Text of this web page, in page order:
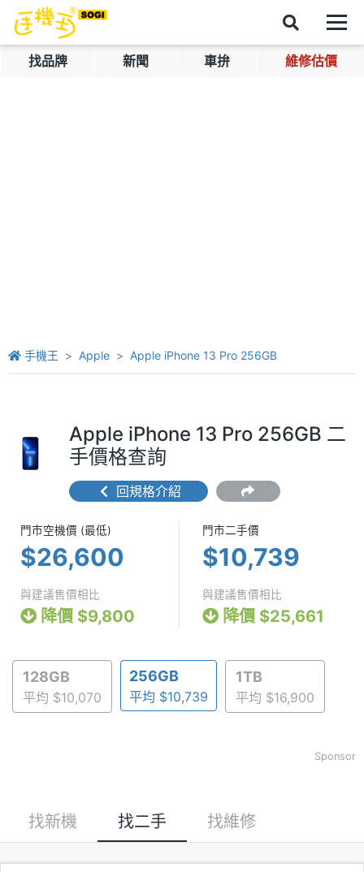
找品牌 新聞 車拚 維修估價
手機王 Apple Apple iPhone 13 Pro 256GB
Apple iPhone 13 Pro 256GB 二
手價格查詢
回規格介紹
門市空機價 (最低) $26,600
門市空機價 (最低)
$26,600
與建議售價相比
降價 $9,800
門市二手價
門市二手價
$10,739
與建議售價相比
降價 $25,661
128GB
平均 $10,070
256GB
平均 $10,739
1TB
平均 $16,900
Sponsor
找新機 找二手 找維修